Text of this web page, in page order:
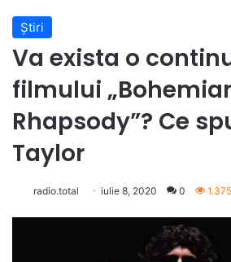
Știri
Va exista o
filmului
Rhapsody”? Ce
Taylor
radio.total iulie 8, 2020 0 1.375